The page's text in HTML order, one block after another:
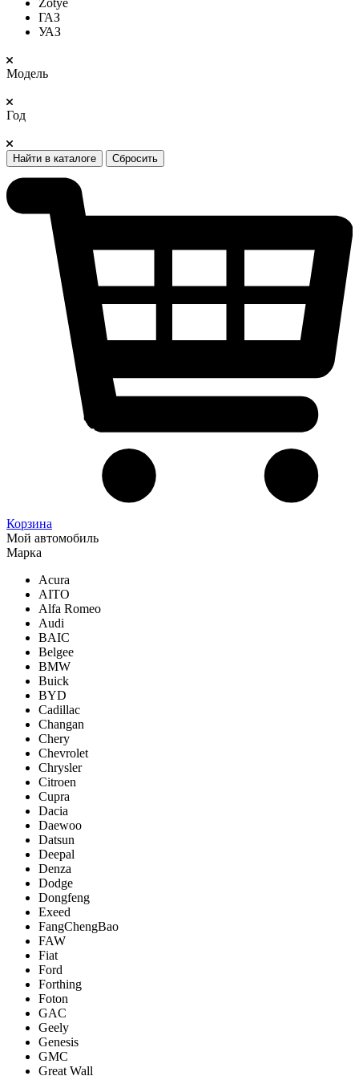
Zotye
ГАЗ
УАЗ
Модель
Год
Найти в каталоге Сбросить
Корзина
Мой автомобиль
Марка
Acura
AITO
Alfa Romeo
Audi
BAIC
Belgee
BMW
Buick
BYD
Cadillac
Changan
Chery
Chevrolet
Chrysler
Citroen
Cupra
Dacia
Daewoo
Datsun
Deepal
Denza
Dodge
Dongfeng
Exeed
FangChengBao
FAW
Fiat
Ford
Forthing
Foton
GAC
Geely
Genesis
GMC
Great Wall